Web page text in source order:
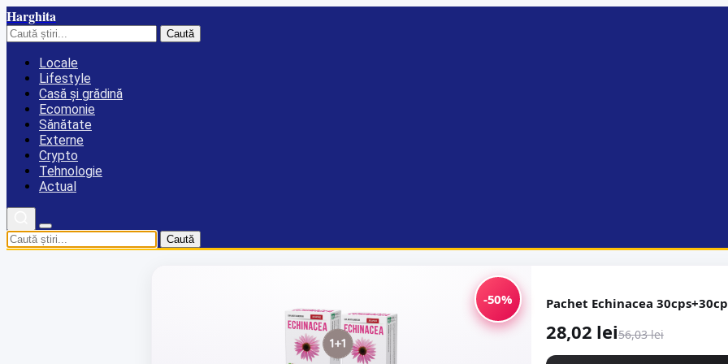
Harghita
Caută
Locale
Lifestyle
Casă și grădină
Ecomonie
Sănătate
Externe
Crypto
Tehnologie
Actual
Caută
-50% Pachet Echinacea
28,02 lei56,03 lei